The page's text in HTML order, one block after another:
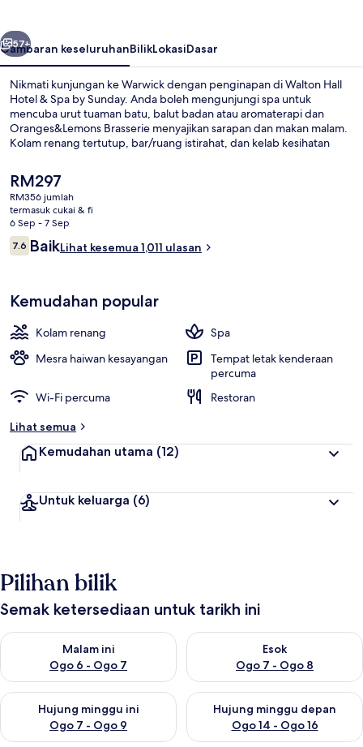
by
Sunday
Seterusnya
57+
Gambaran keseluruhanBilikLokasiDasar
Nikmati kunjungan ke Warwick dengan penginapan di Walton Hall
Hotel & Spa by Sunday. Anda boleh mengunjungi spa untuk
mencuba urut tuaman batu, balut badan atau aromaterapi dan
Oranges&Lemons Brasserie menyajikan sarapan dan makan malam.
Kolam renang tertutup, bar/ruang istirahat, dan kelab kesihatan
keadaan keseluruhan hartanah mendapat pujian daripada
pengembara lain.
Harga
semasa
ialah
RM297
RM297
RM356 jumlah
termasuk cukai & fi
6 Sep - 7 Sep
Ulasan
7.67.6 daripada 10
BaikLihat kesemua 1,011 ulasan
Kemudahan popular
Kolam renang
Spa
Mesra haiwan kesayangan
Tempat letak kenderaan
percuma
Wi-Fi percuma
Restoran
Lihat semua
Kemudahan utama (12)
Untuk keluarga (6)
Pilihan bilik
Semak ketersediaan untuk tarikh ini
Malam ini
Ogo 6 - Ogo 7
Semak ketersediaan untuk malam ini Ogo 6 - Ogo 7
Esok
Ogo 7 - Ogo 8
Semak ketersediaan untuk
Hujung minggu ini
Ogo 7 - Ogo 9
Semak ketersediaan untuk hujung minggu ini Ogo 7 - Ogo 9
Hujung minggu depan
Ogo 14 - Ogo 16
Semak ketersediaan untuk